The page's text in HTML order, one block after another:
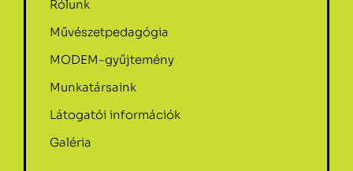
Rólunk
Művészetpedagógia
MODEM-gyűjtemény
Munkatársaink
Látogatói információk
Galéria